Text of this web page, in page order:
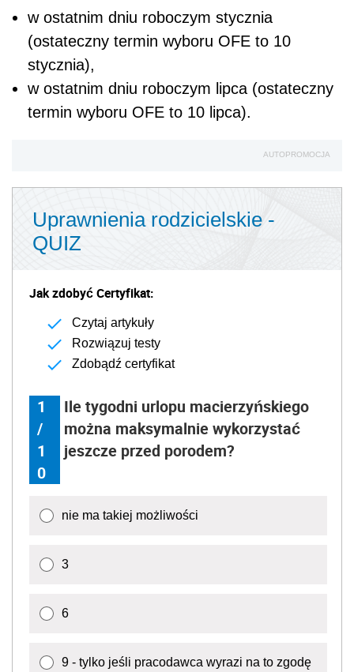
w ostatnim dniu roboczym stycznia
(ostateczny termin wyboru OFE to 10
stycznia),
w ostatnim dniu roboczym lipca (ostateczny
termin wyboru OFE to 10 lipca).
AUTOPROMOCJA
Uprawnienia rodzicielskie -
QUIZ
Jak zdobyć Certyfikat:
Czytaj artykuły
Rozwiązuj testy
Zdobądź certyfikat
1
/
1
0
Ile tygodni urlopu macierzyńskiego
można maksymalnie wykorzystać
jeszcze przed porodem?
nie ma takiej możliwości
3
6
9 - tylko jeśli pracodawca wyrazi na to zgodę